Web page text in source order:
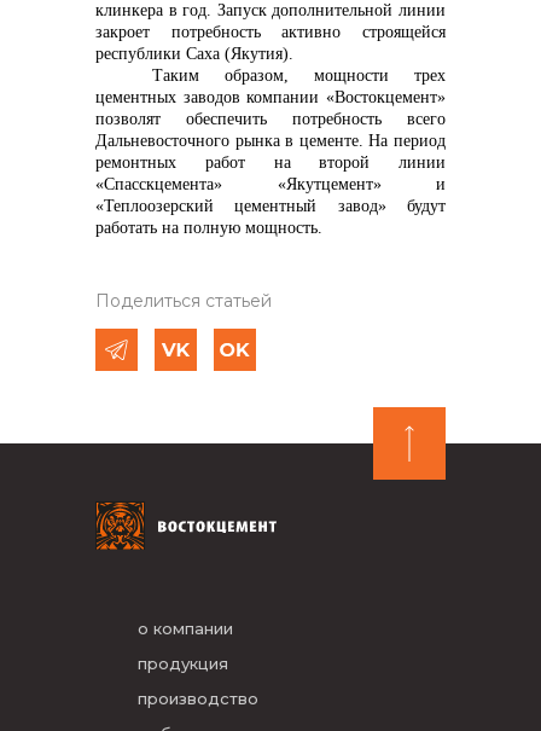
клинкера в год. Запуск дополнительной линии
закроет потребность активно строящейся
республики Саха (Якутия).
Таким образом, мощности трех
цементных заводов компании «Востокцемент»
позволят обеспечить потребность всего
Дальневосточного рынка в цементе. На период
ремонтных работ на второй линии
«Спасскцемента» «Якутцемент» и
«Теплоозерский цементный завод» будут
работать на полную мощность.
Поделиться статьей
о компании
продукция
производство